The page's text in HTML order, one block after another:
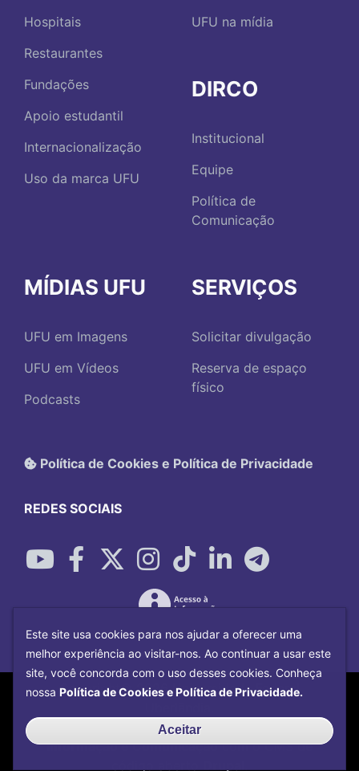
Hospitais
Restaurantes
Fundações
Apoio estudantil
Internacionalização
Uso da marca UFU
UFU na mídia
DIRCO
Institucional
Equipe
Política de
Comunicação
MÍDIAS UFU
UFU em Imagens
UFU em Vídeos
Podcasts
SERVIÇOS
Solicitar divulgação
Reserva de espaço
físico
Política de Cookies e Política de Privacidade
REDES SOCIAIS
Copyright©2026Universidade Federal
Centro de Tecnologia da
Informação e Comunicaçãocom o CMS de
Este site usa cookies para nos ajudar a oferecer uma
melhor experiência ao visitar-nos. Ao continuar a usar este
site, você concorda com o uso desses cookies. Conheça
nossa Política de Cookies e Política de Privacidade.
Aceitar